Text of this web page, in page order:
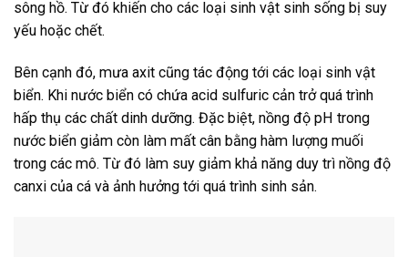
sông hồ. Từ đó khiến cho các loại sinh vật sinh sống bị suy
yếu hoặc chết.
Bên cạnh đó, mưa axit cũng tác động tới các loại sinh vật
biển. Khi nước biển có chứa acid sulfuric cản trở quá trình
hấp thụ các chất dinh dưỡng. Đặc biệt, nồng độ pH trong
nước biển giảm còn làm mất cân bằng hàm lượng muối
trong các mô. Từ đó làm suy giảm khả năng duy trì nồng độ
canxi của cá và ảnh hưởng tới quá trình sinh sản.